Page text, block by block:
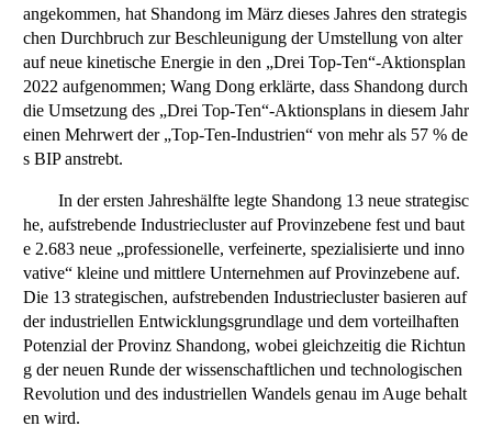
angekommen, hat Shandong im März dieses Jahres den strategis
chen Durchbruch zur Beschleunigung der Umstellung von alter
auf neue kinetische Energie in den „Drei Top-Ten“-Aktionsplan
2022 aufgenommen; Wang Dong erklärte, dass Shandong durch
die Umsetzung des „Drei Top-Ten“-Aktionsplans in diesem Jahr
einen Mehrwert der „Top-Ten-Industrien“ von mehr als 57 % de
s BIP anstrebt.
In der ersten Jahreshälfte legte Shandong 13 neue strategisc
he, aufstrebende Industriecluster auf Provinzebene fest und baut
e 2.683 neue „professionelle, verfeinerte, spezialisierte und inno
vative“ kleine und mittlere Unternehmen auf Provinzebene auf.
Die 13 strategischen, aufstrebenden Industriecluster basieren auf
der industriellen Entwicklungsgrundlage und dem vorteilhaften
Potenzial der Provinz Shandong, wobei gleichzeitig die Richtun
g der neuen Runde der wissenschaftlichen und technologischen
Revolution und des industriellen Wandels genau im Auge behalt
en wird.